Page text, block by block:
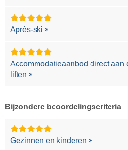
Après-ski
Accommodatieaanbod direct aan
liften
Bijzondere beoordelingscriteria
Gezinnen en kinderen